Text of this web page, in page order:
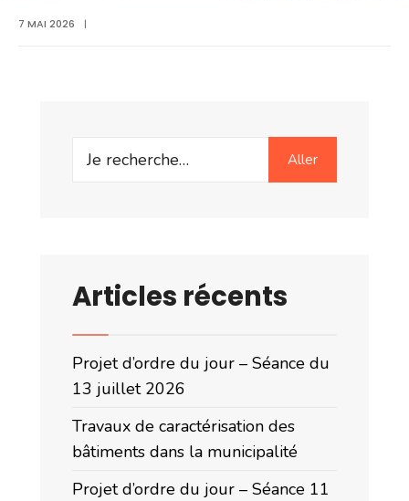
7 MAI 2026 |
Search
Aller
Articles récents
Projet d’ordre du jour – Séance du
13 juillet 2026
Travaux de caractérisation des
bâtiments dans la municipalité
Projet d’ordre du jour – Séance 11